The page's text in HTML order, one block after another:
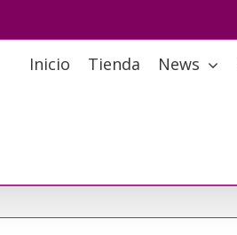
Inicio Tienda News